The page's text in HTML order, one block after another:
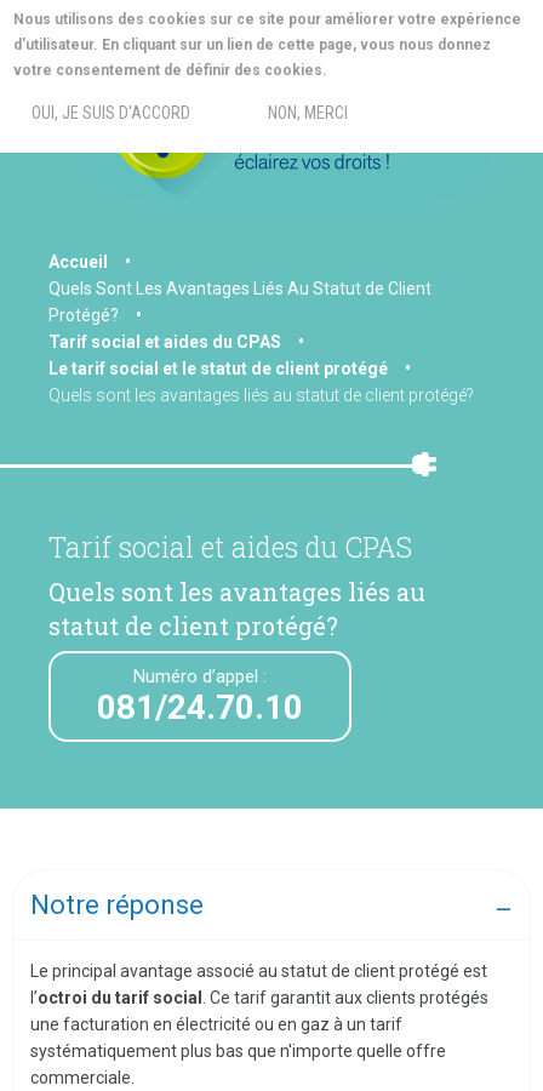
Nous utilisons des cookies sur ce site pour améliorer votre expérience
d'utilisateur. En cliquant sur un lien de cette page, vous nous donnez
votre consentement de définir des cookies.
OUI, JE SUIS D'ACCORD NON, MERCI
Aller
au
contenu
MENU
You
are
here
Accueil
Quels Sont Les Avantages Liés Au Statut de Client
Protégé?
Tarif social et aides du CPAS
Le tarif social et le statut de client protégé
Quels sont les avantages liés au statut de client protégé?
Tarif social et aides du CPAS
Quels sont les avantages liés au
statut de client protégé?
Numéro d’appel :
081/24.70.10
Notre réponse
Le principal avantage associé au statut de client protégé est
l’octroi du tarif social
. Ce tarif garantit aux clients protégés
une facturation en électricité ou en gaz à un tarif
systématiquement plus bas que n'importe quelle offre
commerciale.